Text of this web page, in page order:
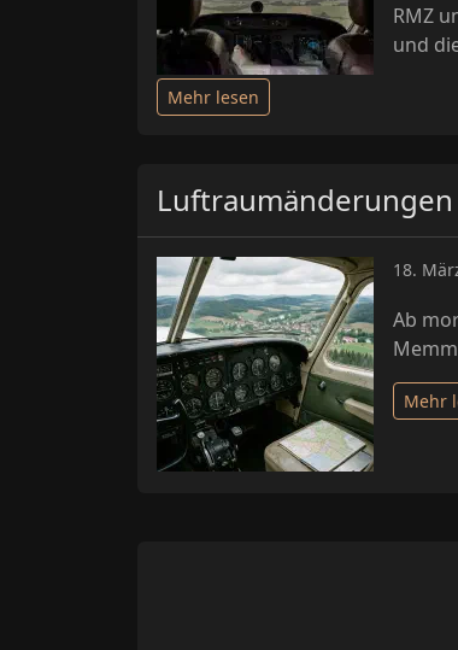
RMZ
und
Mehr lesen
Luftraumänderungen
18.
Ab
Mehr